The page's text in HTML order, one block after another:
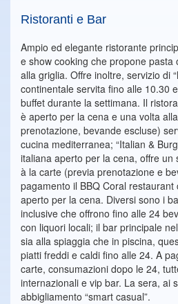
Ristoranti e Bar
Ampio ed elegante ristorante
e show cooking che propone pasta
alla griglia. Offre inoltre, servizio di
continentale servita fino alle 10.30
buffet durante la settimana. Il
è aperto per la cena e una volta
prenotazione, bevande escluse)
cucina mediterranea; “Italian &
italiana aperto per la cena, offre un
à la carte (previa prenotazione e
pagamento il BBQ Coral restaurant
aperto per la cena. Diversi sono i
inclusive che offrono fino alle 24
con liquori locali; il bar principale
sia alla spiaggia che in piscina,
piatti freddi e caldi fino alle 24. A
carte, consumazioni dopo le 24,
internazionali e vip bar. La sera, ai
abbigliamento “smart casual”.